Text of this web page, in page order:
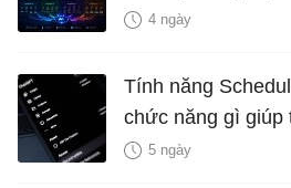
4 ngày
Tính năng
chức năng gì giúp
mỗi tuần?
5 ngày